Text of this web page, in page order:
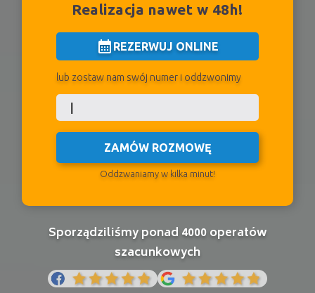
Realizacja nawet w 48h!
calendar_monthREZERWUJ ONLINE
lub zostaw nam swój numer i oddzwonimy
ZAMÓW ROZMOWĘ
Oddzwaniamy w kilka minut!
Sporządziliśmy ponad 4000 operatów
szacunkowych